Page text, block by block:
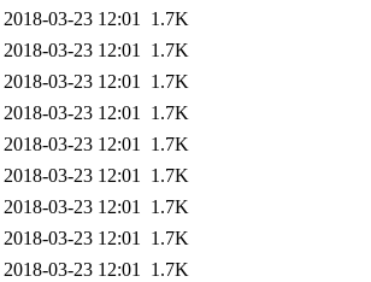
2018-03-23 12:01 1.7K
2018-03-23 12:01 1.7K
2018-03-23 12:01 1.7K
2018-03-23 12:01 1.7K
2018-03-23 12:01 1.7K
2018-03-23 12:01 1.7K
2018-03-23 12:01 1.7K
2018-03-23 12:01 1.7K
2018-03-23 12:01 1.7K